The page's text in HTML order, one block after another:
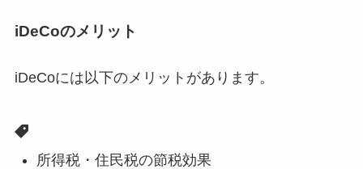
iDeCoのメリット
iDeCoには以下のメリットがあります。
所得税・住民税の節税効果